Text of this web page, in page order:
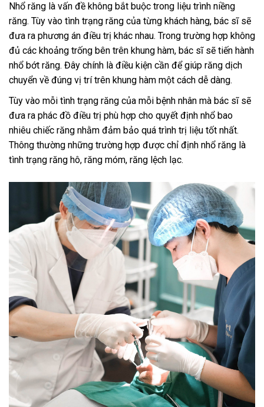
Nhổ răng là vấn đề không bắt buộc trong liệu trình niềng
răng. Tùy vào tình trạng răng của từng khách hàng, bác sĩ sẽ
đưa ra phương án điều trị khác nhau. Trong trường hợp không
đủ các khoảng trống bên trên khung hàm, bác sĩ sẽ tiến hành
nhổ bớt răng. Đây chính là điều kiện cần để giúp răng dịch
chuyển về đúng vị trí trên khung hàm một cách dễ dàng.
Tùy vào mỗi tình trạng răng của mỗi bệnh nhân mà bác sĩ sẽ
đưa ra phác đồ điều trị phù hợp cho quyết định nhổ bao
nhiêu chiếc răng nhằm đảm bảo quá trình trị liệu tốt nhất.
Thông thường những trường hợp được chỉ định nhổ răng là
tình trạng răng hô, răng móm, răng lệch lạc.